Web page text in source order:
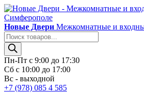
Новые Двери Межкомнатные и
Поиск
товаров
Пн-Пт с 9:00 до 17:30
Сб с 10:00 до 17:00
Вс - выходной
+7 (978) 085 4 585